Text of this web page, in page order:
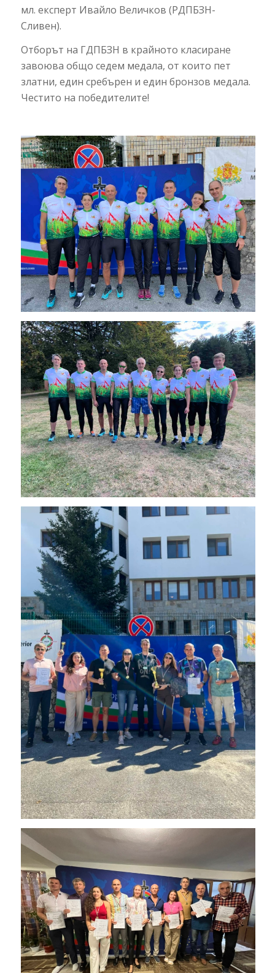
мл. експерт Ивайло Величков (РДПБЗН-
Сливен).
Отборът на ГДПБЗН в крайното класиране
завоюва общо седем медала, от които пет
златни, един сребърен и един бронзов медала.
Честито на победителите!